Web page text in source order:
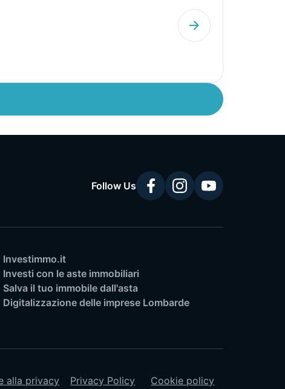
Follow Us
Investimmo.it
Investi con le aste immobiliari
Salva il tuo immobile dall'asta
Digitalizzazione delle imprese Lombarde
alla privacy Privacy Policy Cookie policy